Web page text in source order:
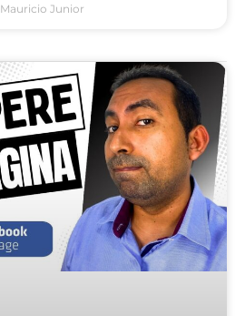
Mauricio Junior